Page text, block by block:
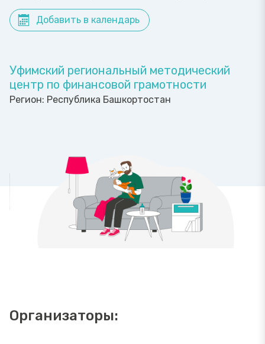
Добавить в календарь
Уфимский региональный методический
центр по финансовой грамотности
Регион: Республика Башкортостан
Организаторы: